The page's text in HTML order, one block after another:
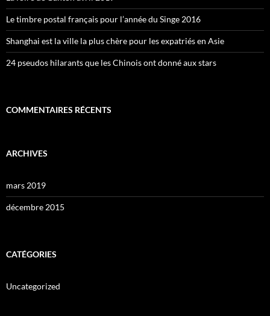
Le timbre postal français pour l’année du Singe 2016
Shanghai est la ville la plus chère pour les expatriés en Asie
24 pseudos hilarants que les Chinois ont donné aux stars
COMMENTAIRES RÉCENTS
ARCHIVES
mars 2019
décembre 2015
CATÉGORIES
Uncategorized